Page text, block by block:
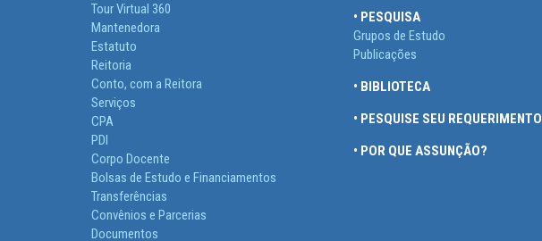
Tour Virtual 360
Mantenedora
Estatuto
Reitoria
Conto, com a Reitora
Serviços
CPA
PDI
Corpo Docente
Bolsas de Estudo e Financiamentos
Transferências
Convênios e Parcerias
Documentos
• PESQUISA
Grupos de Estudo
Publicações
• BIBLIOTECA
• PESQUISE SEU REQUERIMENTO
• POR QUE ASSUNÇÃO?